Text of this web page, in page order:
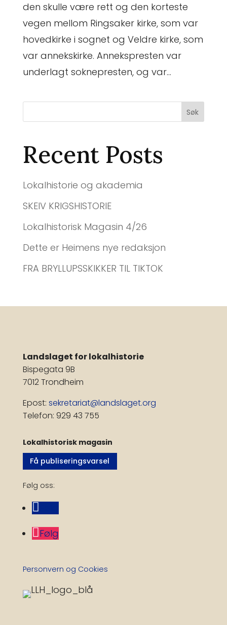
den skulle være rett og den korteste
vegen mellom Ringsaker kirke, som var
hovedkirke i sognet og Veldre kirke, som
var annekskirke. Annekspresten var
underlagt soknepresten, og var...
Søk
Recent Posts
Lokalhistorie og akademia
SKEIV KRIGSHISTORIE
Lokalhistorisk Magasin 4/26
Dette er Heimens nye redaksjon
FRA BRYLLUPSSKIKKER TIL TIKTOK
Landslaget for lokalhistorie
Bispegata 9B
7012 Trondheim
Epost: sekretariat@landslaget.org
Telefon: 929 43 755
Lokalhistorisk magasin
Få publiseringsvarsel
Følg oss:
Følg
Personvern og Cookies